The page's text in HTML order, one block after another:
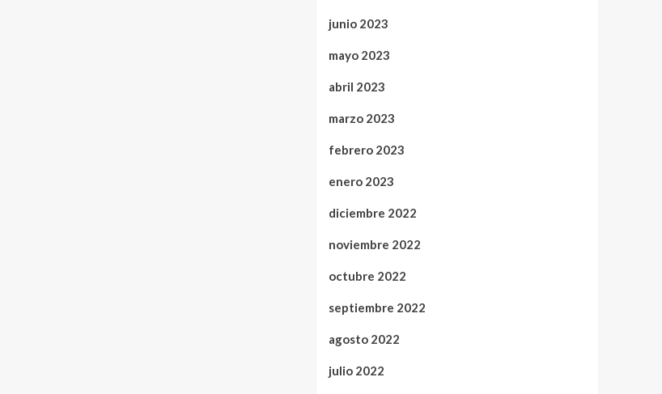
junio 2023
mayo 2023
abril 2023
marzo 2023
febrero 2023
enero 2023
diciembre 2022
noviembre 2022
octubre 2022
septiembre 2022
agosto 2022
julio 2022